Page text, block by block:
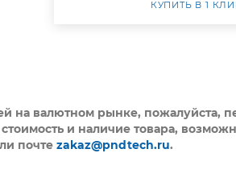
КУПИТЬ В 1
на валютном рынке, пожалуйста,
и наличие товара,
почтеzakaz@pndtech.ru.